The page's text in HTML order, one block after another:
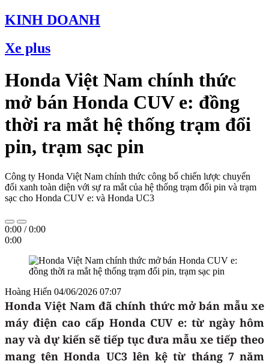
KINH DOANH
Xe plus
Honda Việt Nam chính thức
mở bán Honda CUV e: đồng
thời ra mắt hệ thống trạm đổi
pin, trạm sạc pin
Công ty Honda Việt Nam chính thức công bố chiến lược chuyển
đổi xanh toàn diện với sự ra mắt của hệ thống trạm đổi pin và trạm
sạc cho Honda CUV e: và Honda UC3
0:00 /0:00
0:00
Hoàng Hiển 04/06/2026 07:07
Honda Việt Nam đã chính thức mở bán mẫu xe
máy điện cao cấp Honda CUV e: từ ngày hôm
nay và dự kiến sẽ tiếp tục đưa mẫu xe tiếp theo
mang tên Honda UC3 lên kệ từ tháng 7 năm